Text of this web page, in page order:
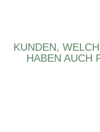
KUNDEN,
HABEN AUCH